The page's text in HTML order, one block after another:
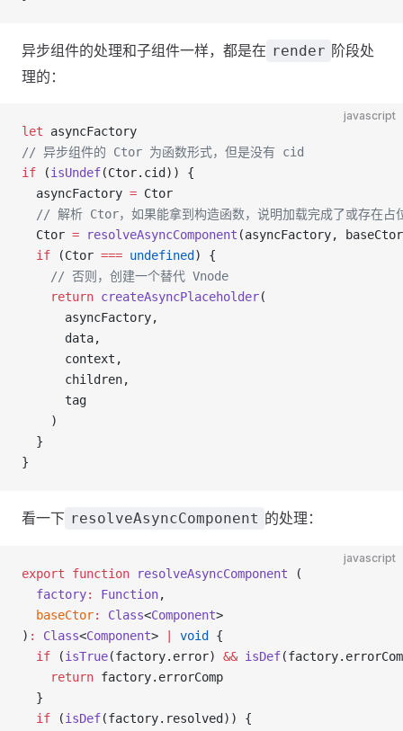
异步组件的处理和子组件一样，都是在 render 阶段处
理的：
javascript
let asyncFactory
// 异步组件的 Ctor 为函数形式，但是没有 cid
if (isUndef(Ctor.cid)) {
  asyncFactory
= Ctor
// 解析 Ctor，如果能拿到构造函数，说明加载完成了或存在占
  Ctor
= resolveAsyncComponent (asyncFactory,
  if
(Ctor === undefined ) {
    // 否则，创建一个替代 Vnode
    return
createAsyncPlaceholder(
      asyncFactory,
      data,
      context,
      children,
      tag
    )
  }
}
看一下 resolveAsyncComponent 的处理：
javascript
export function resolveAsyncComponent (
  factory
: Function,
  baseCtor
: Class<Component>
) : Class<Component> void
{
  if
(isTrue(factory.error) && isDef
    return
factory.errorComp
  }
  if
(isDef(factory.resolved)) {